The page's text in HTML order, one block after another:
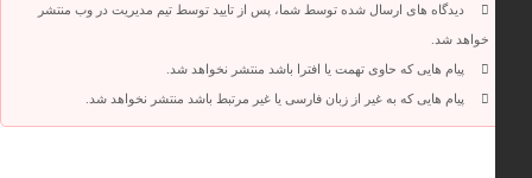
دیدگاه های ارسال شده توسط شما، پس از تایید توسط تیم مدیریت در وب منتشر
خواهد شد.
پیام هایی که حاوی تهمت یا افترا باشد منتشر نخواهد شد.
پیام هایی که به غیر از زبان فارسی یا غیر مرتبط باشد منتشر نخواهد شد.